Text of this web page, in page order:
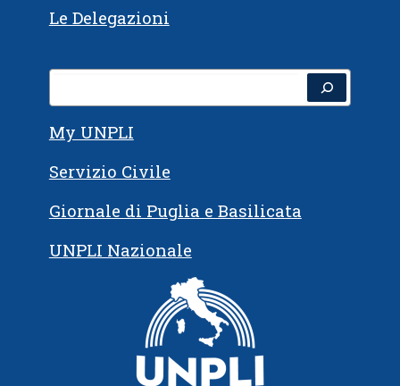
Le Delegazioni
My UNPLI
Servizio Civile
Giornale di Puglia e Basilicata
UNPLI Nazionale